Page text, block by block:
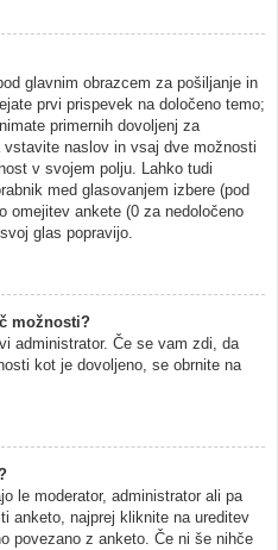
glavnim obrazcem za pošiljanje in
prvi prispevek na določeno temo;
primernih dovoljenj za
naslov in vsaj dve možnosti
v svojem polju. Lahko tudi
med glasovanjem izbere (pod
omejitev ankete (0 za nedoločeno
glas popravijo.
možnosti?
administrator. Če se vam zdi, da
kot je dovoljeno, se obrnite na
le moderator, administrator ali pa
anketo, najprej kliknite na ureditev
povezano z anketo. Če ni še nihče